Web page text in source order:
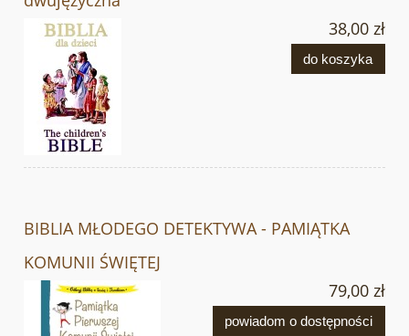
38,00 zł
do koszyka
BIBLIA MŁODEGO DETEKTYWA - PAMIĄTKA
KOMUNII ŚWIĘTEJ
79,00 zł
powiadom o dostępności